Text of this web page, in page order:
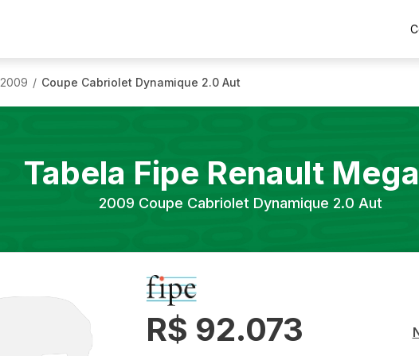
2009 / Coupe Cabriolet Dynamique 2.0 Aut
Tabela Fipe Renault
2009 Coupe Cabriolet Dynamique 2.0 Aut
R$ 92.073